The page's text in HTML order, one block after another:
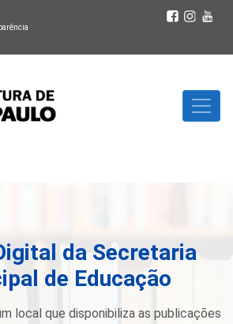
da Secretaria
de Educação
local que disponibiliza as publicações